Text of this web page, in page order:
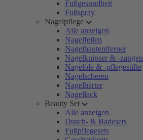
Fußgesundheit
Fußspray
Nagelpflege
Alle anzeigen
Nagelfeilen
Nagelhautentferner
Nagelknipser & -zangen
Nagelöle & -pflegestifte
Nagelscheren
Nagelhärter
Nagellack
Beauty Set
Alle anzeigen
Dusch- & Badesets
Fußpflegesets